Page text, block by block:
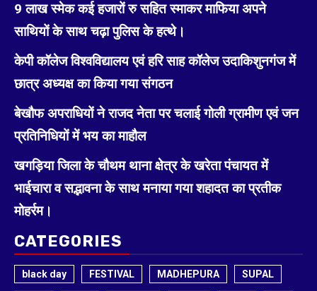
9 लाख स्मेक कई हजारों रु सहित स्माकर माफिया अपने
साथियों के साथ चढ़ा पुलिस के हत्थे।
केपी कॉलेज विश्वविद्यालय एवं हरि साह कॉलेज उदाकिशुनगंज में
छात्र अध्यक्ष का किया गया संगठन
बेखौफ अपराधियों ने राजद नेता पर चलाई गोली ग्रामीण एवं जन
प्रतिनिधियों में भय का माहौल
खगड़िया जिला के चौथम थाना क्षेत्र के खरेता पंचायत में
भाईचारा व सद्भावना के साथ मनाया गया शहादत का प्रतीक
मोहर्रम।
CATEGORIES
black day FESTIVAL MADHEPURA SUPAL